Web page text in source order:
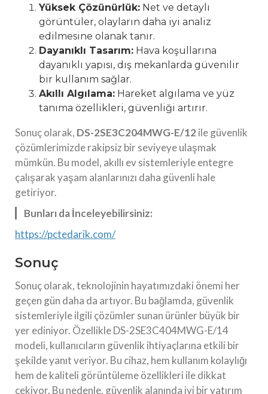
Yüksek Çözünürlük: Net ve detaylı
görüntüler, olayların daha iyi analiz
edilmesine olanak tanır.
Dayanıklı Tasarım: Hava koşullarına
dayanıklı yapısı, dış mekanlarda güvenilir
bir kullanım sağlar.
Akıllı Algılama: Hareket algılama ve yüz
tanıma özellikleri, güvenliği artırır.
Sonuç olarak, DS-2SE3C204MWG-E/12 ile güvenlik
çözümlerimizde rakipsiz bir seviyeye ulaşmak
mümkün. Bu model, akıllı ev sistemleriyle entegre
çalışarak yaşam alanlarınızı daha güvenli hale
getiriyor.
Bunları da İnceleyebilirsiniz:
https://pctedarik.com/
Sonuç
Sonuç olarak, teknolojinin hayatımızdaki önemi her
geçen gün daha da artıyor. Bu bağlamda, güvenlik
sistemleriyle ilgili çözümler sunan ürünler büyük bir
yer ediniyor. Özellikle DS-2SE3C404MWG-E/14
modeli, kullanıcıların güvenlik ihtiyaçlarına etkili bir
şekilde yanıt veriyor. Bu cihaz, hem kullanım kolaylığı
hem de kaliteli görüntüleme özellikleri ile dikkat
çekiyor. Bu nedenle, güvenlik alanında iyi bir yatırım